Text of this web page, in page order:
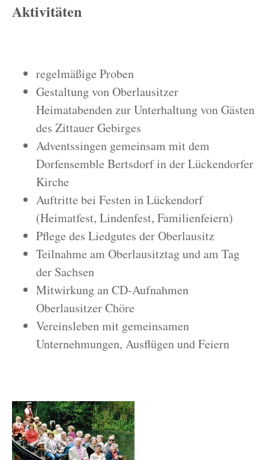
Aktivitäten
regelmäßige Proben
Gestaltung von Oberlausitzer
Heimatabenden zur Unterhaltung von Gästen
des Zittauer Gebirges
Adventssingen gemeinsam mit dem
Dorfensemble Bertsdorf in der Lückendorfer
Kirche
Auftritte bei Festen in Lückendorf
(Heimatfest, Lindenfest, Familienfeiern)
Pflege des Liedgutes der Oberlausitz
Teilnahme am Oberlausitztag und am Tag
der Sachsen
Mitwirkung an CD-Aufnahmen
Oberlausitzer Chöre
Vereinsleben mit gemeinsamen
Unternehmungen, Ausflügen und Feiern